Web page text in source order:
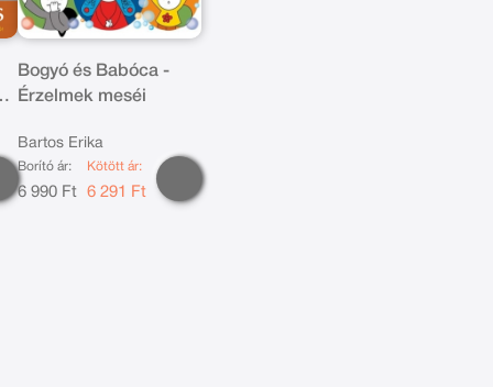
Bogyó és Babóca -
Érzelmek meséi
Bartos Erika
Borító ár:
6 990 Ft
Kötött ár:
6 291 Ft